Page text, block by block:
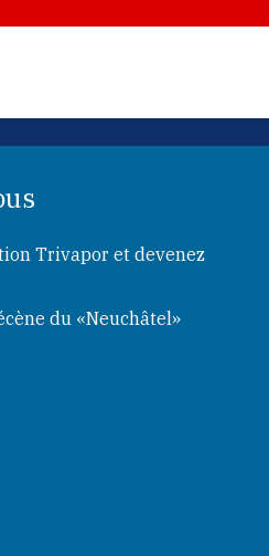
Trivapor et devenez
du «Neuchâtel»